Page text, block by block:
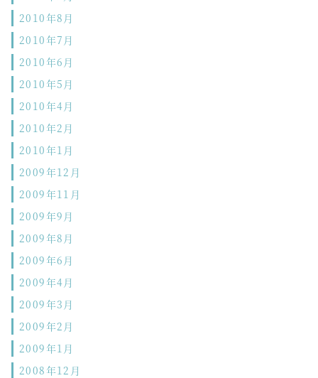
2010年8月
2010年7月
2010年6月
2010年5月
2010年4月
2010年2月
2010年1月
2009年12月
2009年11月
2009年9月
2009年8月
2009年6月
2009年4月
2009年3月
2009年2月
2009年1月
2008年12月